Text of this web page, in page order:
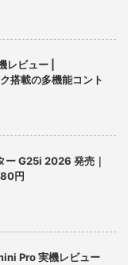
ビュー |
搭載の多機能コント
ー G25i 2026 発売｜
円
Pro 実機レビュー